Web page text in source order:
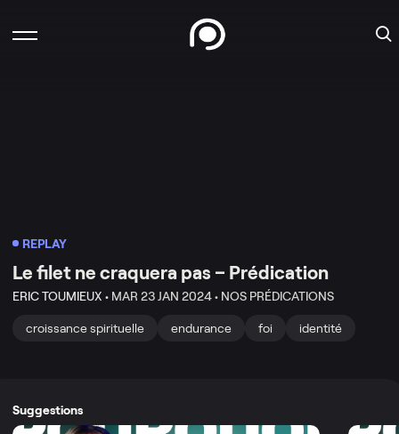
REPLAY
Le filet ne craquera pas – Prédication
ERIC TOUMIEUX • MAR 23 JAN 2024 • NOS PRÉDICATIONS
croissance spirituelle endurance foi identité
Suggestions